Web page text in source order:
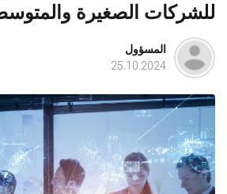
للشركات الصغيرة
المسؤول
25.10.2024